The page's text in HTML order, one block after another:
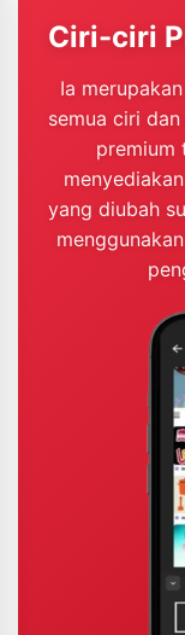
Ciri-ciri
Ia
semua ciri
premium
yang diubah